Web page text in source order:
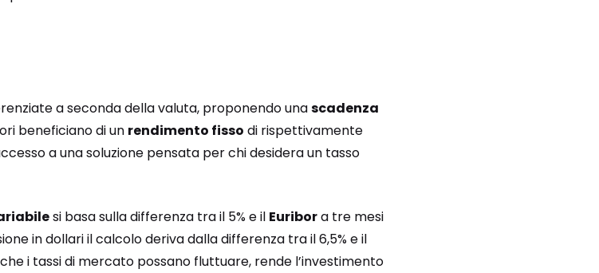
a seconda della valuta, proponendo unascadenza
beneficiano di un rendimento fisso di rispettivamente
a una soluzione pensata per chi desidera un tasso
si basa sulla differenza tra il 5% e il Euribora tre mesi
in dollari il calcolo deriva dalla differenza tra il 6,5% e il
i tassi di mercato possano fluttuare, rende l’investimento